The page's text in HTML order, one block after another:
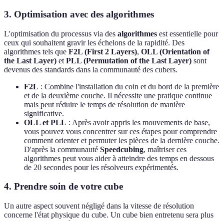
3. Optimisation avec des algorithmes
L'optimisation du processus via des algorithmes est essentielle pour
ceux qui souhaitent gravir les échelons de la rapidité. Des
algorithmes tels que F2L (First 2 Layers), OLL (Orientation of
the Last Layer) et PLL (Permutation of the Last Layer) sont
devenus des standards dans la communauté des cubers.
F2L : Combine l'installation du coin et du bord de la première
et de la deuxième couche. Il nécessite une pratique continue
mais peut réduire le temps de résolution de manière
significative.
OLL et PLL : Après avoir appris les mouvements de base,
vous pouvez vous concentrer sur ces étapes pour comprendre
comment orienter et permuter les pièces de la dernière couche.
D'après la communauté Speedcubing, maîtriser ces
algorithmes peut vous aider à atteindre des temps en dessous
de 20 secondes pour les résolveurs expérimentés.
4. Prendre soin de votre cube
Un autre aspect souvent négligé dans la vitesse de résolution
concerne l'état physique du cube. Un cube bien entretenu sera plus